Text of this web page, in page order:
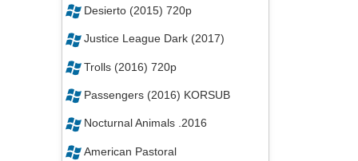
Desierto (2015) 720p
Justice League Dark (2017)
Trolls (2016) 720p
Passengers (2016) KORSUB
Nocturnal Animals .2016
American Pastoral